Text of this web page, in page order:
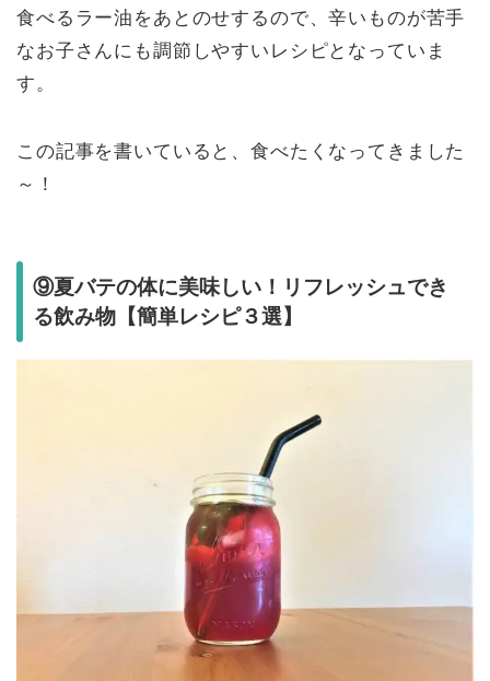
食べるラー油をあとのせするので、辛いものが苦手
なお子さんにも調節しやすいレシピとなっていま
す。
この記事を書いていると、食べたくなってきました
～！
⑨夏バテの体に美味しい！リフレッシュでき
る飲み物【簡単レシピ３選】